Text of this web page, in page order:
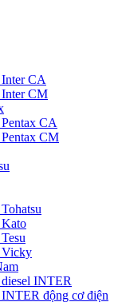
CA
CM
CA
CM
Vicky
INTER
động cơ điện